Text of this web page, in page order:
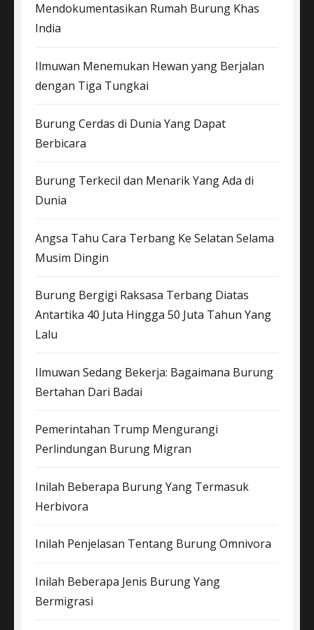
Mendokumentasikan Rumah Burung Khas
India
Ilmuwan Menemukan Hewan yang Berjalan
dengan Tiga Tungkai
Burung Cerdas di Dunia Yang Dapat
Berbicara
Burung Terkecil dan Menarik Yang Ada di
Dunia
Angsa Tahu Cara Terbang Ke Selatan Selama
Musim Dingin
Burung Bergigi Raksasa Terbang Diatas
Antartika 40 Juta Hingga 50 Juta Tahun Yang
Lalu
Ilmuwan Sedang Bekerja: Bagaimana Burung
Bertahan Dari Badai
Pemerintahan Trump Mengurangi
Perlindungan Burung Migran
Inilah Beberapa Burung Yang Termasuk
Herbivora
Inilah Penjelasan Tentang Burung Omnivora
Inilah Beberapa Jenis Burung Yang
Bermigrasi